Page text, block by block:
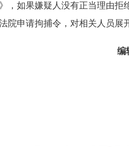
如果嫌疑人没有正当理由拒
院申请拘捕令，对相关人员展
编